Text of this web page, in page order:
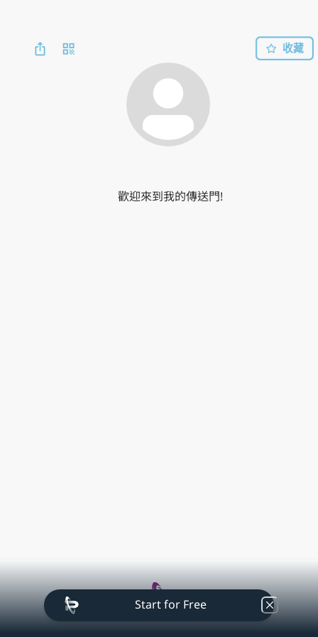
歡迎來到我的傳送門!
收藏
Start for Free